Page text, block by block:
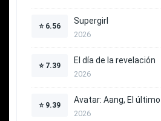
⭐ 6.56
Supergirl
2026
⭐ 7.39
El día de la revelación
2026
⭐ 9.39
2026